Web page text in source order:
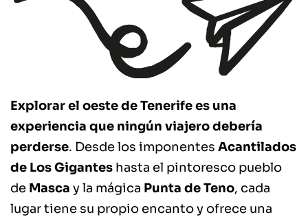
Explorar el oeste de Tenerife es una
experiencia que ningún viajero debería
perderse. Desde los imponentes Acantilados
de Los Gigantes hasta el pintoresco pueblo
de Masca y la mágica Punta de Teno, cada
lugar tiene su propio encanto y ofrece una